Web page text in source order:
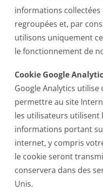
informations
regroupées et, par
utilisons uniquement
le fonctionnement de
Cookie Google
Google Analytics utilise
permettre au site
les utilisateurs utilisent
informations portant
internet, y compris
le cookie seront
conservera dans des
Unis.